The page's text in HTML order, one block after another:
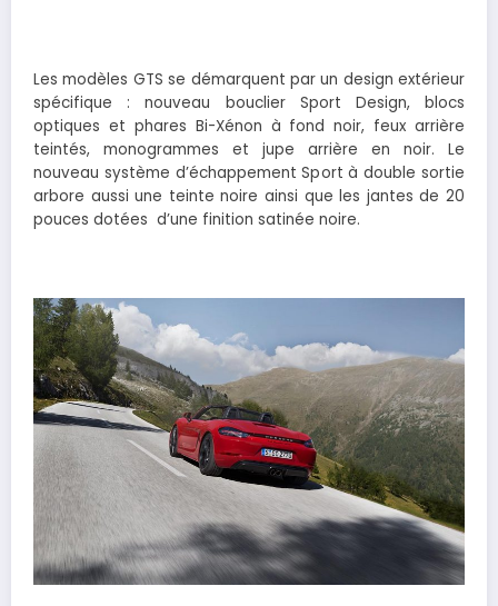
Les modèles GTS se démarquent par un design extérieur
spécifique : nouveau bouclier Sport Design, blocs
optiques et phares Bi-Xénon à fond noir, feux arrière
teintés, monogrammes et jupe arrière en noir. Le
nouveau système d’échappement Sport à double sortie
arbore aussi une teinte noire ainsi que les jantes de 20
pouces dotées d’une finition satinée noire.